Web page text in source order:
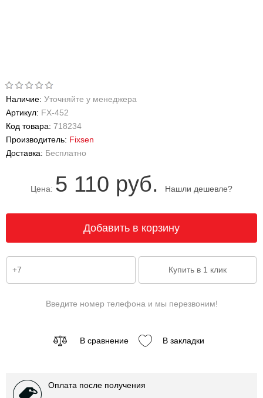
Наличие: Уточняйте у менеджера
Артикул: FX-452
Код товара: 718234
Производитель: Fixsen
Доставка: Бесплатно
Цена: 5 110 руб. Нашли дешевле?
Введите номер телефона и мы перезвоним!
В сравнение В закладки
Оплата после получения